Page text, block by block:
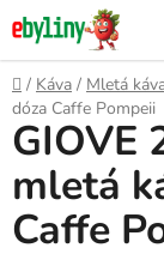
Přejít
na
obsah
Domů
/ Káva / Mletá
dóza Caffe Pompeii
GIOVE
mletá
Caffe